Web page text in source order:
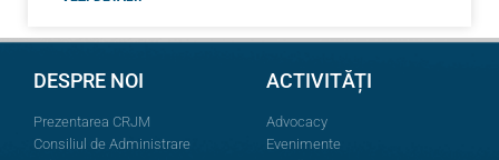
DESPRE NOI
Prezentarea CRJM
Consiliul de Administrare
ACTIVITĂȚI
Advocacy
Evenimente